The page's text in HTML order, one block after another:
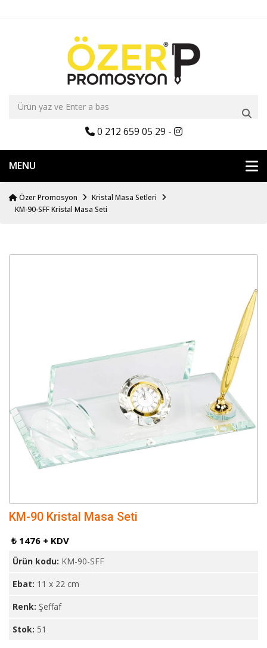
0 212 659 05 29 -
MENU
Özer Promosyon
Kristal Masa Setleri
KM-90-SFF Kristal Masa Seti
KM-90 Kristal Masa Seti
₺ 1476 + KDV
Ürün kodu: KM-90-SFF
Ebat: 11 x 22 cm
Renk: Şeffaf
Stok: 51